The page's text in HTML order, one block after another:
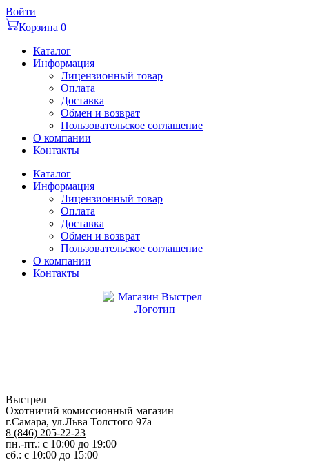
Перейти
к
содержимому
Войти
Корзина 0
Каталог
Информация
Лицензионный товар
Оплата
Доставка
Обмен и возврат
Пользовательское соглашение
О компании
Контакты
Каталог
Информация
Лицензионный товар
Оплата
Доставка
Обмен и возврат
Пользовательское соглашение
О компании
Контакты
Выстрел
Охотничий комиссионный магазин
г.Самара, ул.Льва Толстого 97а
8 (846) 205-22-23
пн.-пт.: с 10:00 до 19:00
сб.: с 10:00 до 15:00